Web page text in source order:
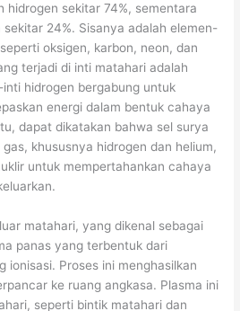
hidrogen sekitar 74%, sementara
24%. Sisanya adalah elemen-
oksigen, karbon, neon, dan
terjadi di inti matahari adalah
hidrogen bergabung untuk
energi dalam bentuk cahaya
dapat dikatakan bahwa sel surya
khususnya hidrogen dan helium,
untuk mempertahankan cahaya
matahari, yang dikenal sebagai
panas yang terbentuk dari
ionisasi. Proses ini menghasilkan
ke ruang angkasa. Plasma ini
seperti bintik matahari dan